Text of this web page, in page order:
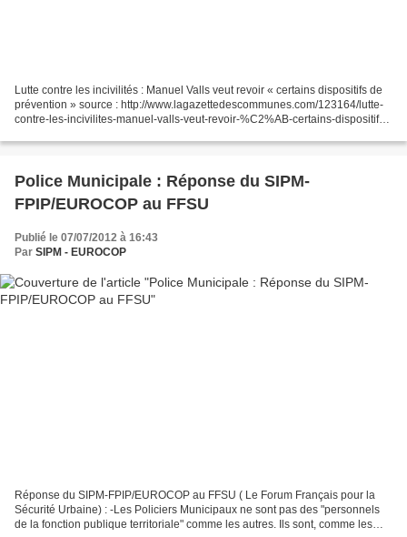
Lutte contre les incivilités : Manuel Valls veut revoir « certains dispositifs de
prévention » source : http://www.lagazettedescommunes.com/123164/lutte-
contre-les-incivilites-manuel-valls-veut-revoir-%C2%AB-certains-dispositifs-
Police Municipale : Réponse du SIPM-
FPIP/EUROCOP au FFSU
Publié le 07/07/2012 à 16:43
Par SIPM - EUROCOP
Réponse du SIPM-FPIP/EUROCOP au FFSU ( Le Forum Français pour la
Sécurité Urbaine) : -Les Policiers Municipaux ne sont pas des "personnels
de la fonction publique territoriale" comme les autres. Ils sont, comme les